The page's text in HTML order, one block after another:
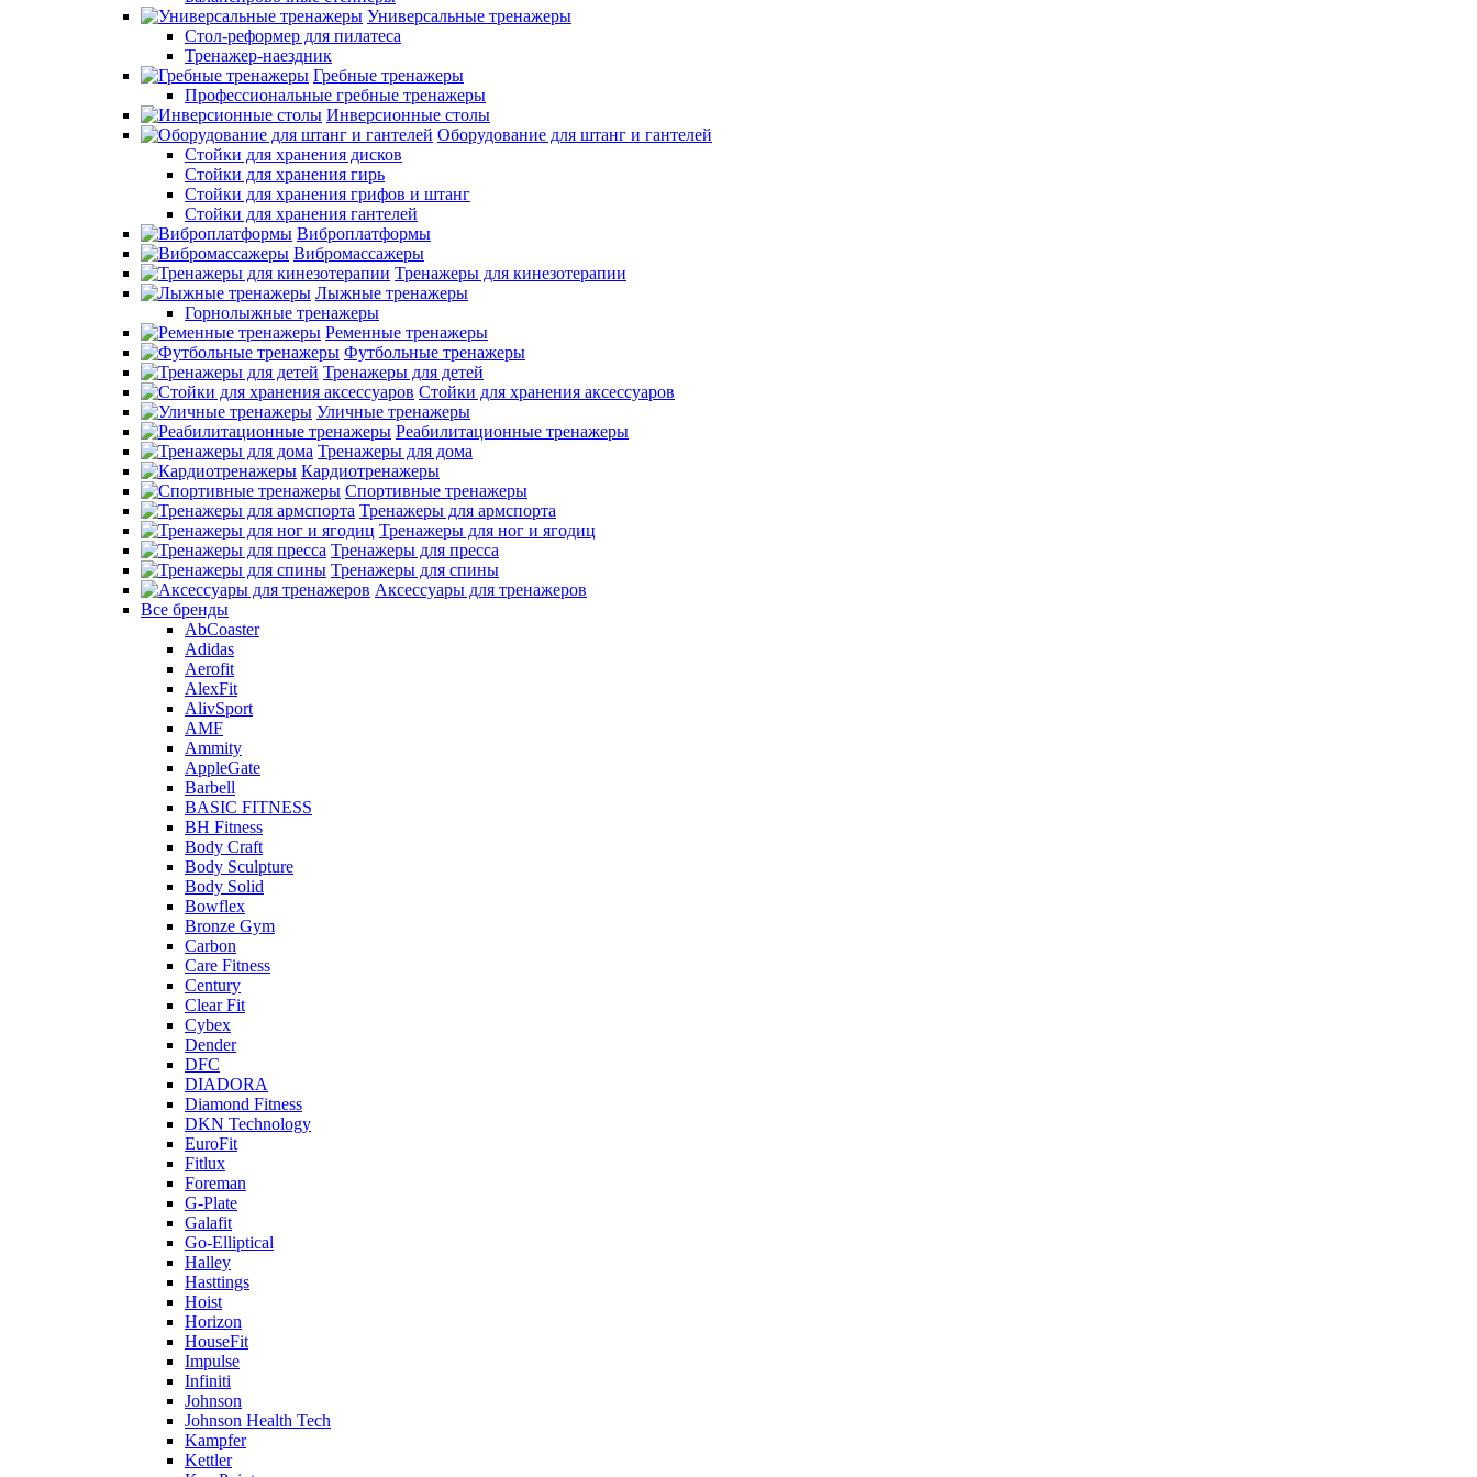
Универсальные тренажеры
Стол-реформер для пилатеса
Тренажер-наездник
Гребные тренажеры
Профессиональные гребные тренажеры
Инверсионные столы
Оборудование для штанг и гантелей
Стойки для хранения дисков
Стойки для хранения гирь
Стойки для хранения грифов и штанг
Стойки для хранения гантелей
Виброплатформы
Вибромассажеры
Тренажеры для кинезотерапии
Лыжные тренажеры
Горнолыжные тренажеры
Ременные тренажеры
Футбольные тренажеры
Тренажеры для детей
Стойки для хранения аксессуаров
Уличные тренажеры
Реабилитационные тренажеры
Тренажеры для дома
Кардиотренажеры
Спортивные тренажеры
Тренажеры для армспорта
Тренажеры для ног и ягодиц
Тренажеры для пресса
Тренажеры для спины
Аксессуары для тренажеров
Все бренды
AbCoaster
Adidas
Aerofit
AlexFit
AlivSport
AMF
Ammity
AppleGate
Barbell
BASIC FITNESS
BH Fitness
Body Craft
Body Sculpture
Body Solid
Bowflex
Bronze Gym
Carbon
Care Fitness
Century
Clear Fit
Cybex
Dender
DFC
DIADORA
Diamond Fitness
DKN Technology
EuroFit
Fitlux
Foreman
G-Plate
Galafit
Go-Elliptical
Halley
Hasttings
Hoist
Horizon
HouseFit
Impulse
Infiniti
Johnson
Johnson Health Tech
Kampfer
Kettler